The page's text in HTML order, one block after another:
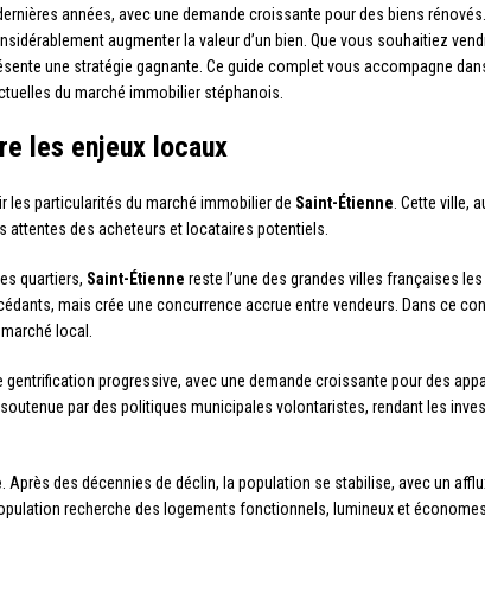
années, avec une demande croissante pour des biens
augmenter la valeur d’un bien. Que vous souhaitiez
une stratégie gagnante. Ce guide complet vous accompagne
du marché immobilier stéphanois.
les enjeux locaux
les particularités du marché immobilier de Saint-Étienne . Cette ville,
attentes des acheteurs et locataires potentiels.
quartiers, Saint-Étienne reste l’une des grandes villes françaises
mais crée une concurrence accrue entre vendeurs. Dans ce
local.
gentrification progressive, avec une demande croissante pour des
par des politiques municipales volontaristes, rendant les
. Après des décennies de déclin, la population se stabilise, avec un
recherche des logements fonctionnels, lumineux et